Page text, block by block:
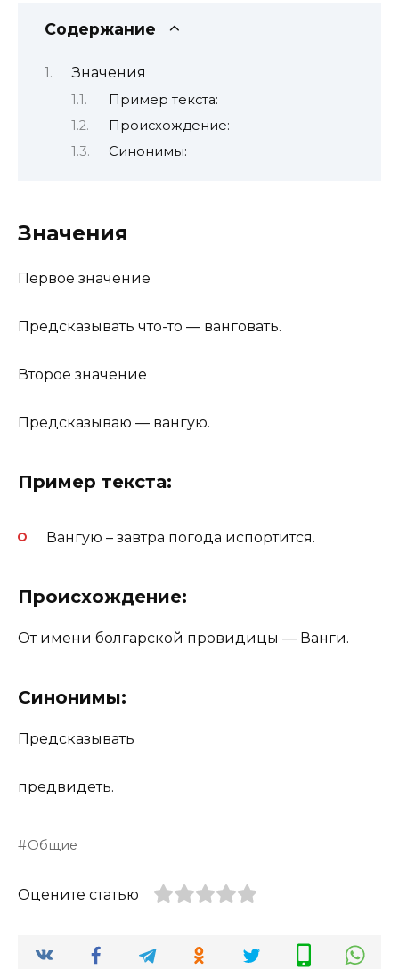
Содержание
Значения
Пример текста:
Происхождение:
Синонимы:
Значения
Первое значение
Предсказывать что-то — ванговать.
Второе значение
Предсказываю — вангую.
Пример текста:
Вангую – завтра погода испортится.
Происхождение:
От имени болгарской провидицы — Ванги.
Синонимы:
Предсказывать
предвидеть.
Общие
Оцените статью